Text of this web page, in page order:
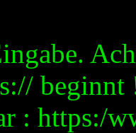
beginnt
: https:/